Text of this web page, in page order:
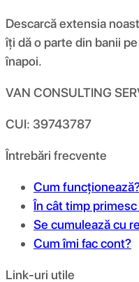
Descarcă extensia
îți dă o parte din banii
înapoi.
VAN CONSULTING
CUI: 39743787
Întrebări frecvente
Cum
În cât timp
Se cumulează cu
Cum îmi fac cont?
Link-uri utile